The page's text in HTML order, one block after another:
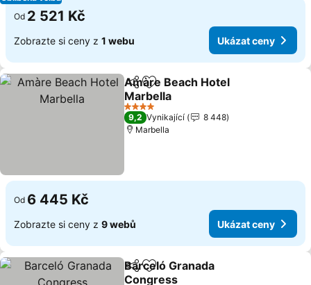
Od 2 521 Kč
Zobrazte si ceny z 1 webu Ukázat ceny
SdíletPřidat na seznam oblíbených
Amàre Beach Hotel
Marbella
Ukázat ceny
4 Počet hvězdiček
9,2 Vynikající
8 448
Marbella
Od 6 445 Kč
Zobrazte si ceny z 9 webů Ukázat ceny
SdíletPřidat na seznam oblíbených
Barceló Granada
Congress